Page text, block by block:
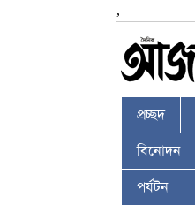
,
প্রচ্ছদ
বিনোদন
পর্যটন